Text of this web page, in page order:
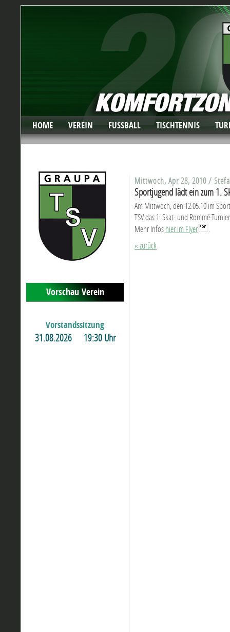
HOME VEREIN FUSSBALL TISCHTENNIS
Vorschau Verein
Vorstandssitzung
31.08.2026 19:30 Uhr
Mittwoch, Apr 28, 2010 /
Sportjugend lädt ein zum 1.
Am Mittwoch, den 12.05.10 im
TSVdas 1. Skat- und Rommé-
Mehr Infoshier im Flyer
« zurück